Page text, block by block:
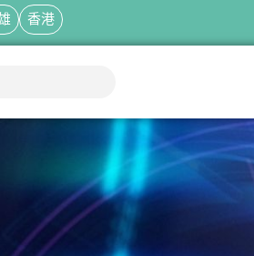
香港